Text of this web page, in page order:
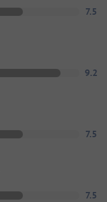
7.5
9.2
7.5
7.5